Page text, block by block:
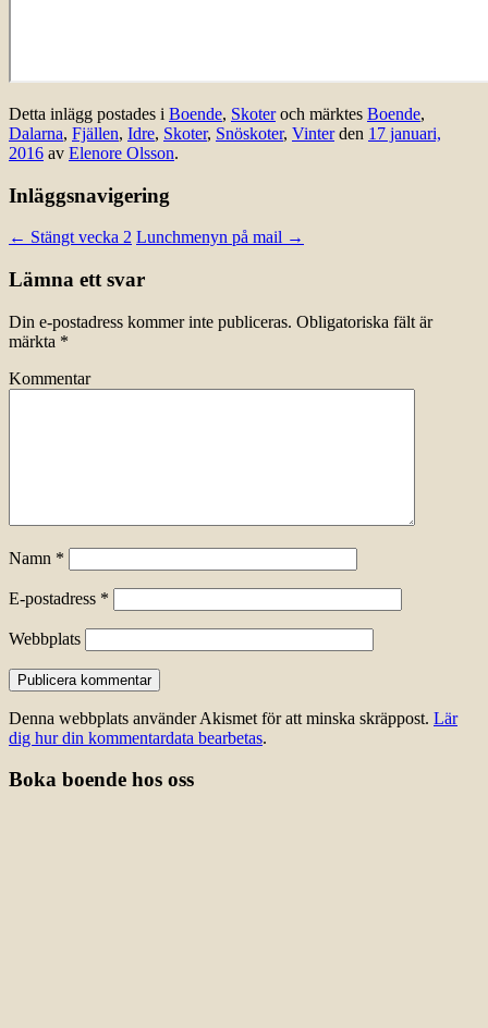
Detta inlägg postades i Boende, Skoteroch märktes Boende,
Dalarna, Fjällen, Idre, Skoter, Snöskoter, Vinterden 17 januari,
2016 av Elenore Olsson.
Inläggsnavigering
← Stängt vecka 2 Lunchmenyn på mail →
Lämna ett svar
Din e-postadress kommer inte publiceras. Obligatoriska fält är
märkta *
Kommentar
Namn *
E-postadress *
Webbplats
Denna webbplats använder Akismet för att minska skräppost. Lär
dig hur din kommentardata bearbetas.
Boka boende hos oss